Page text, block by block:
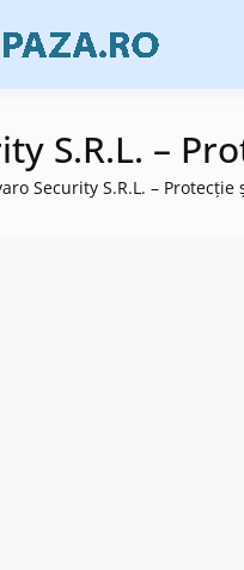
Firme
S.R.L. –
Security S.R.L. –